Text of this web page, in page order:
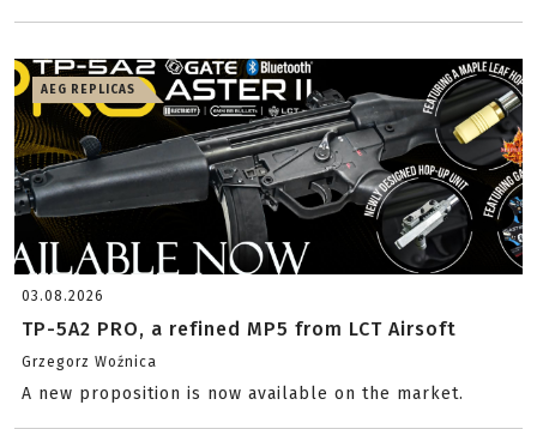
AEG REPLICAS
03.08.2026
TP-5A2 PRO, a refined MP5 from LCT Airsoft
Grzegorz Woźnica
A new proposition is now available on the market.